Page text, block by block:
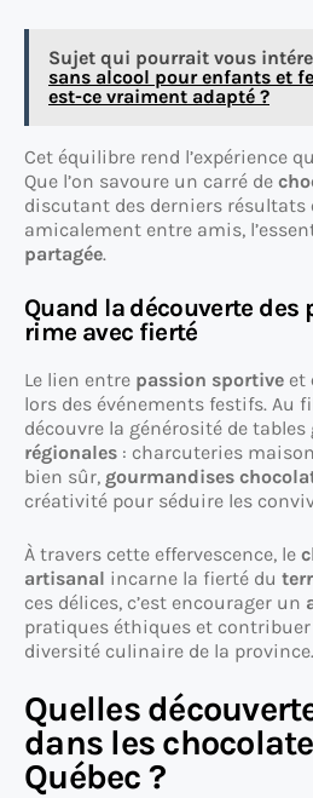
Sujet qui pourrait vous
sans alcool pour enfants et
est-ce vraiment adapté ?
Cet équilibre rend l’expérience
Que l’on savoure un carré de
discutant des derniers résultats
amicalement entre amis,
partagée.
Quand la découverte
rime avec fierté
Le lien entre passion sportive et
lors des événements festifs. Au
découvre la générosité de tables
régionales : charcuteries
bien sûr, gourmandises
créativité pour séduire les
À travers cette effervescence, le
artisanal incarne la fierté du
ces délices, c’est encourager un
pratiques éthiques et
diversité culinaire de la province.
Quelles
dans les
Québec ?